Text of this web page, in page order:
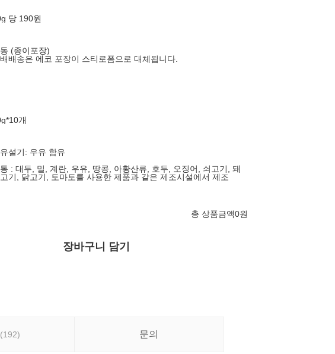
당 190원
(종이포장)
배송은 에코 포장이 스티로폼으로 대체됩니다.
개
설기: 우유 함유
: 대두, 밀, 계란, 우유, 땅콩, 아황산류, 호두, 오징어, 쇠고기, 돼
기, 닭고기, 토마토를 사용한 제품과 같은 제조시설에서 제조
총 상품금액0원
장바구니 담기
(192) 문의